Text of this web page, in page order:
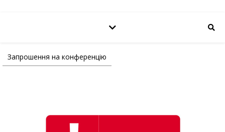
Запрошення на конференцію